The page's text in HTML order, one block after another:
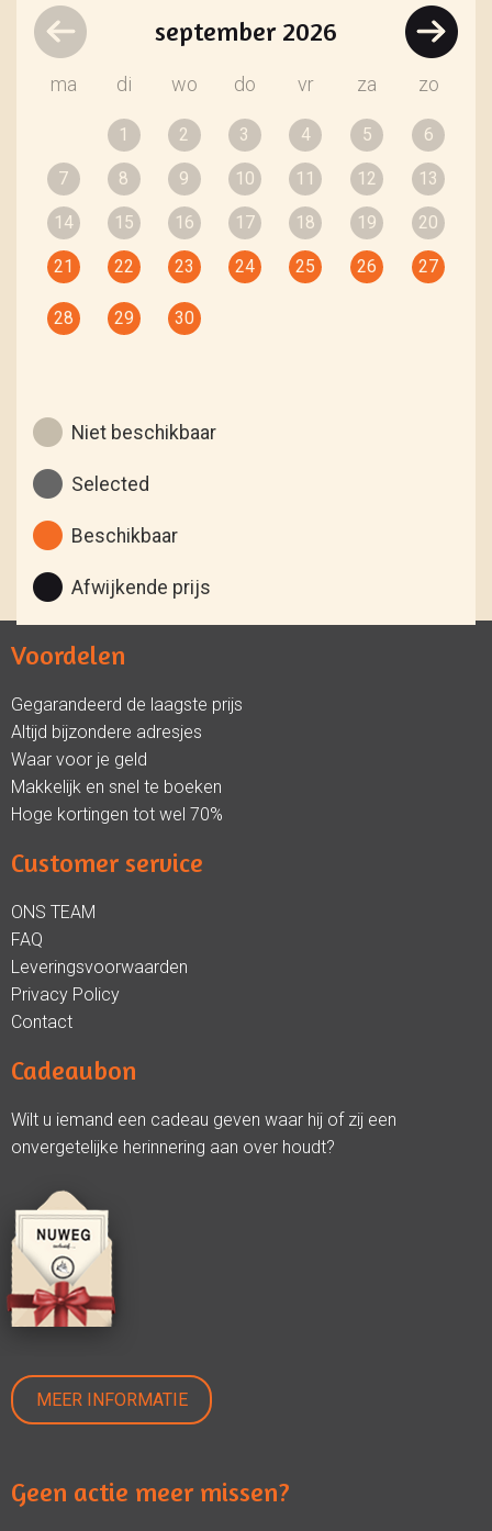
september 2026
ma di wo do vr za zo
1 2 3 4 5 6
7 8 9 10 11 12 13
14 15 16 17 18 19 20
21 22 23 24 25 26 27
28 29 30
Niet beschikbaar
Selected
Beschikbaar
Afwijkende prijs
Voordelen
Gegarandeerd de laagste prijs
Altijd bijzondere adresjes
Waar voor je geld
Makkelijk en snel te boeken
Hoge kortingen tot wel 70%
Customer service
ONS TEAM
FAQ
Leveringsvoorwaarden
Privacy Policy
Contact
Cadeaubon
Wilt u iemand een cadeau geven waar hij of zij een
onvergetelijke herinnering aan over houdt?
MEER INFORMATIE
Geen actie meer missen?